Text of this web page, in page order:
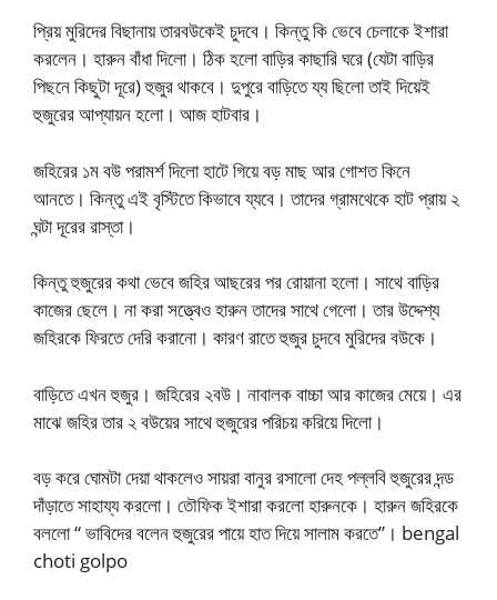
প্রিয় মুরিদের বিছানায় তারবউকেই চুদবে। কিন্তু কি ভেবে চেলাকে ইশারা
করলেন। হারুন বাঁধা দিলো। ঠিক হলো বাড়ির কাছারি ঘরে (যেটা বাড়ির
পিছনে কিছুটা দূরে) হুজুর থাকবে। দুপুরে বাড়িতে য্য ছিলো তাই দিয়েই
হুজুরের আপ্যায়ন হলো। আজ হাটবার।
জহিরের ১ম বউ পরামর্শ দিলো হাটে গিয়ে বড় মাছ আর গোশত কিনে
আনতে। কিন্তু এই বৃস্টিতে কিভাবে য্যবে। তাদের গ্রামথেকে হাট প্রায় ২
ঘন্টা দূরের রাস্তা।
কিন্তু হুজুরের কথা ভেবে জহির আছরের পর রোয়ানা হলো। সাথে বাড়ির
কাজের ছেলে। না করা সত্ত্বেও হারুন তাদের সাথে গেলো। তার উদ্দেশ্য
জহিরকে ফিরতে দেরি করানো। কারণ রাতে হুজুর চুদবে মুরিদের বউকে।
বাড়িতে এখন হুজুর। জহিরের ২বউ। নাবালক বাচ্চা আর কাজের মেয়ে। এর
মাঝে জহির তার ২ বউয়ের সাথে হুজুরের পরিচয় করিয়ে দিলো।
বড় করে ঘোমটা দেয়া থাকলেও সায়রা বানুর রসালো দেহ পল্লবি হুজুরের দন্ড
দাঁড়াতে সাহায্য করলো। তৌফিক ইশারা করলো হারুনকে। হারুন জহিরকে
বললো “ ভাবিদের বলেন হুজুরের পায়ে হাত দিয়ে সালাম করতে”। bengal
choti golpo